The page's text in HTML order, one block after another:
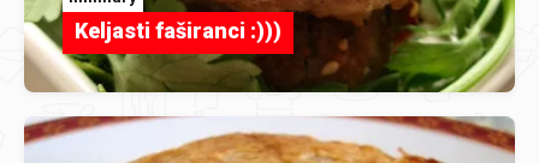
Keljasti faširanci :)))